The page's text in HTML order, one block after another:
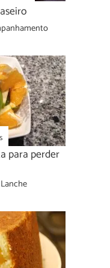
para perder
Lanche